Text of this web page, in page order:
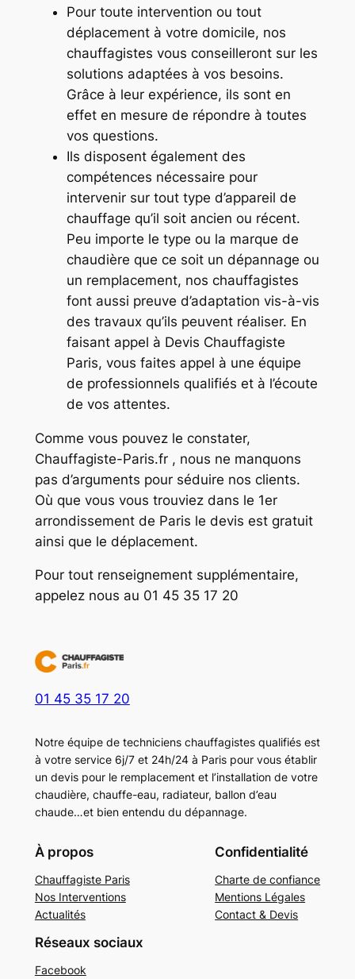
Pour toute intervention ou tout
déplacement à votre domicile, nos
chauffagistes vous conseilleront sur les
solutions adaptées à vos besoins.
Grâce à leur expérience, ils sont en
effet en mesure de répondre à toutes
vos questions.
Ils disposent également des
compétences nécessaire pour
intervenir sur tout type d’appareil de
chauffage qu’il soit ancien ou récent.
Peu importe le type ou la marque de
chaudière que ce soit un dépannage ou
un remplacement, nos chauffagistes
font aussi preuve d’adaptation vis-à-vis
des travaux qu’ils peuvent réaliser. En
faisant appel à Devis Chauffagiste
Paris, vous faites appel à une équipe
de professionnels qualifiés et à l’écoute
de vos attentes.
Comme vous pouvez le constater,
Chauffagiste-Paris.fr , nous ne manquons
pas d’arguments pour séduire nos clients.
Où que vous vous trouviez dans le 1er
arrondissement de Paris le devis est gratuit
ainsi que le déplacement.
Pour tout renseignement supplémentaire,
appelez nous au 01 45 35 17 20
01 45 35 17 20
Notre équipe de techniciens chauffagistes qualifiés est
à votre service 6j/7 et 24h/24 à Paris pour vous établir
un devis pour le remplacement et l’installation de votre
chaudière, chauffe-eau, radiateur, ballon d’eau
chaude…et bien entendu du dépannage.
À propos
Chauffagiste Paris
Nos Interventions
Actualités
Confidentialité
Charte de confiance
Mentions Légales
Contact & Devis
Réseaux sociaux
Facebook